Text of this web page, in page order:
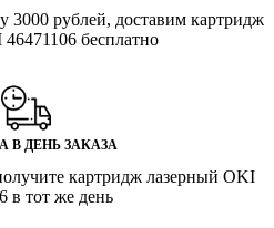
3000 рублей, доставим картридж
бесплатно
В ДЕНЬ ЗАКАЗА
картридж лазерный OKI
в тот же день